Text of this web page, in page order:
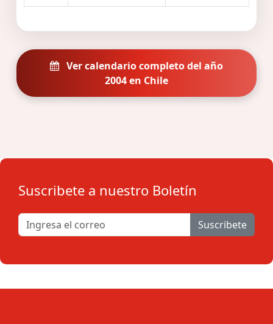
Ver calendario completo del año
2004 en Chile
Suscribete a nuestro Boletín
Suscribete